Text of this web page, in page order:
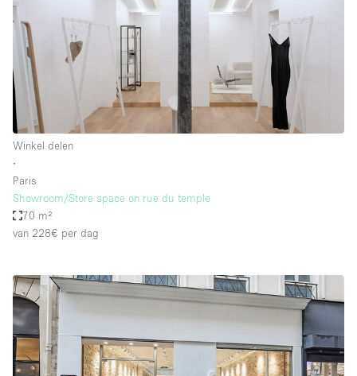
Winkel delen
∙
Paris
Showroom/Store space on rue du temple
70 m²
van 228€ per dag